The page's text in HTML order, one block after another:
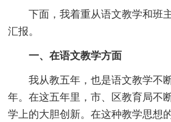
下面，我着重从语文教学和班
汇报。
一、在语文教学方面
我从教五年，也是语文教学不
年。在这五年里，市、区教育局不
学上的大胆创新。在这种教学思想